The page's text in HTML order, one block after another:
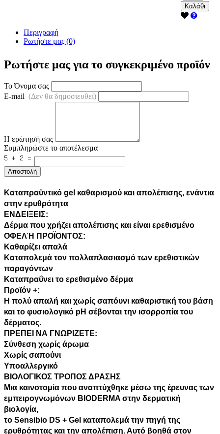
Καλάθι
Περιγραφή
Ρωτήστε μας (0)
Ρωτήστε μας για το συγκεκριμένο προϊόν
Το Όνομα σας
E-mail (Δεν θα δημοσιευθεί)
Η ερώτησή σας
Συμπληρώστε το αποτέλεσμα
Αποστολή
Καταπραϋντικό gel καθαρισμού και απολέπισης, ενάντια
στην ερυθρότητα
ΕΝΔΕΙΞΕΙΣ:
Δέρμα που χρήζει απολέπισης και είναι ερεθισμένο
ΟΦΕΛΉ ΠΡΟΪΟΝΤΟΣ:
Καθαρίζει απαλά
Καταπολεμά τον πολλαπλασιασμό των ερεθιστικών
παραγόντων
Καταπραΰνει το ερεθισμένο δέρμα
Προϊόν +:
Η πολύ απαλή και χωρίς σαπόυνι καθαριστική του βάση
και το φυσιολογικό pH σέβονται την ισορροπία του
δέρματος.
ΠΡΕΠΕΙ ΝΑ ΓΝΩΡΙΖΕΤΕ:
Σύνθεση χωρίς άρωμα
Χωρίς σαπούνι
Υποαλλεργικό
ΒΙΟΛΟΓΙΚΟΣ ΤΡΟΠΟΣ ΔΡΑΣΗΣ
Μια καινοτομία που αναπτύχθηκε μέσω της έρευνας των
εμπειρογνωμόνων BIODERMA στην δερματική
βιολογία,
το Sensibio DS + Gel καταπολεμά την πηγή της
ερυθρότητας και την απολέπιση. Αυτό βοηθά στον